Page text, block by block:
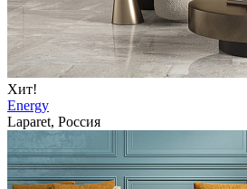
Хит!
Energy
Laparet, Россия